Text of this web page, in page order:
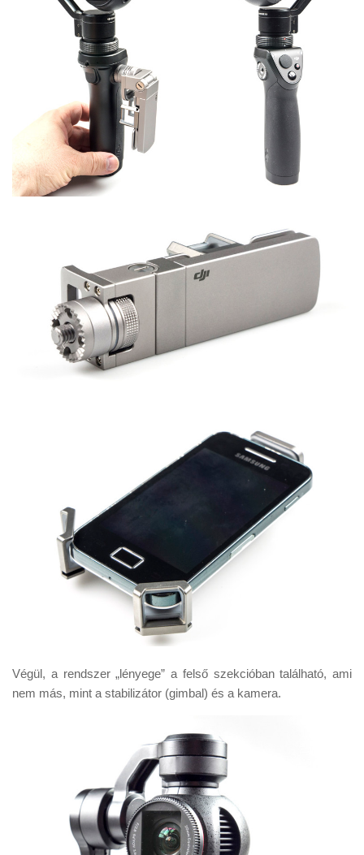
Végül, a rendszer „lényege” a felső szekcióban található, ami
nem más, mint a stabilizátor (gimbal) és a kamera.